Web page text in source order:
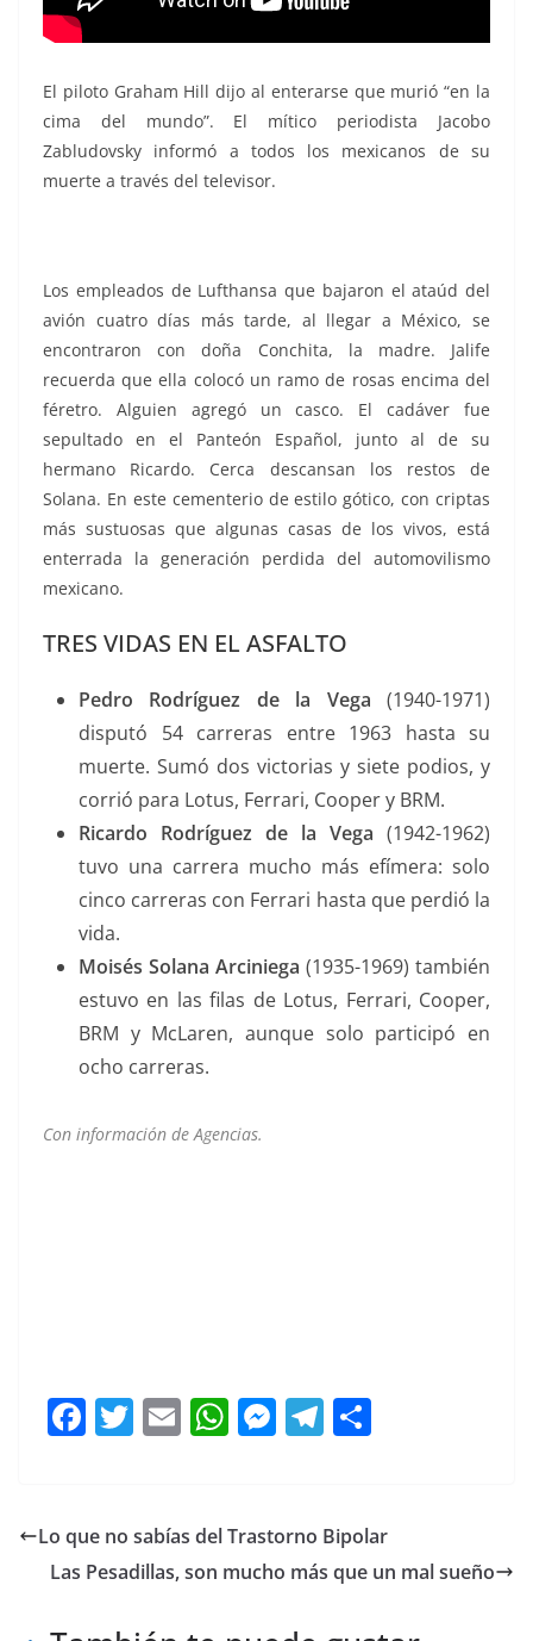
El piloto Graham Hill dijo al enterarse que murió “en la
cima del mundo”. El mítico periodista Jacobo
Zabludovsky informó a todos los mexicanos de su
muerte a través del televisor.
Los empleados de Lufthansa que bajaron el ataúd del
avión cuatro días más tarde, al llegar a México, se
encontraron con doña Conchita, la madre. Jalife
recuerda que ella colocó un ramo de rosas encima del
féretro. Alguien agregó un casco. El cadáver fue
sepultado en el Panteón Español, junto al de su
hermano Ricardo. Cerca descansan los restos de
Solana. En este cementerio de estilo gótico, con criptas
más sustuosas que algunas casas de los vivos, está
enterrada la generación perdida del automovilismo
mexicano.
TRES VIDAS EN EL ASFALTO
Pedro Rodríguez de la Vega (1940-1971)
disputó 54 carreras entre 1963 hasta su
muerte. Sumó dos victorias y siete podios, y
corrió para Lotus, Ferrari, Cooper y BRM.
Ricardo Rodríguez de la Vega (1942-1962)
tuvo una carrera mucho más efímera: solo
cinco carreras con Ferrari hasta que perdió la
vida.
Moisés Solana Arciniega (1935-1969) también
estuvo en las filas de Lotus, Ferrari, Cooper,
BRM y McLaren, aunque solo participó en
ocho carreras.
Con información de Agencias.
F
e
b
T
er
E
l
W
s
A
M
e
n
T
gr
a
p
ar
Lo que no sabías del Trastorno Bipolar
Las Pesadillas, son mucho más que un mal sueño